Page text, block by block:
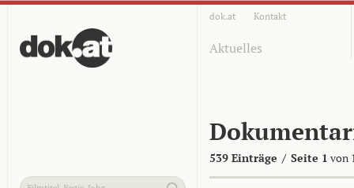
dok.at Kontakt
Aktuelles
539 Einträge / Seite 1 von